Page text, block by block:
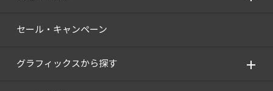
セール・キャンペーン
グラフィックスから探す